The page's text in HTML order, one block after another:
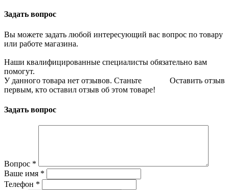
Задать вопрос
Вы можете задать любой интересующий вас вопрос по товару
или работе магазина.
Наши квалифицированные специалисты обязательно вам
помогут.
Оставить отзыв
У данного товара нет отзывов. Станьте
первым, кто оставил отзыв об этом товаре!
Задать вопрос
Вопрос *
Ваше имя *
Телефон *